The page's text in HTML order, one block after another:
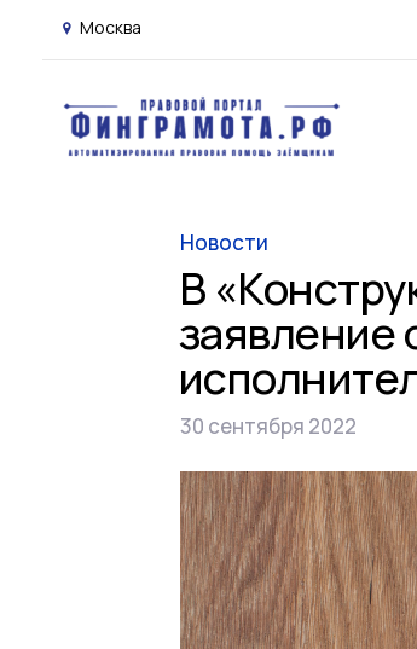
Москва
Новости
В
заявление
30 сентября 2022